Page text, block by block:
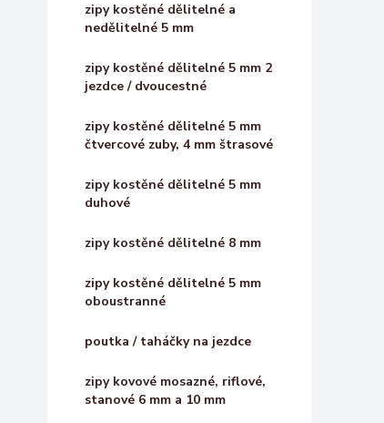
zipy kostěné dělitelné a
nedělitelné 5 mm
zipy kostěné dělitelné 5 mm 2
jezdce / dvoucestné
zipy kostěné dělitelné 5 mm
čtvercové zuby, 4 mm štrasové
zipy kostěné dělitelné 5 mm
duhové
zipy kostěné dělitelné 8 mm
zipy kostěné dělitelné 5 mm
oboustranné
poutka / taháčky na jezdce
zipy kovové mosazné, riflové,
stanové 6 mm a 10 mm